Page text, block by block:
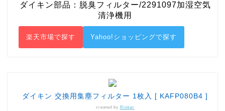
ダイキン部品：脱臭フィルター/2291097加湿空気
清浄機用
楽天市場で探す Yahoo!ショッピングで探す
ダイキン 交換用集塵フィルター 1枚入 [ KAFP080B4 ]
created by Rinker